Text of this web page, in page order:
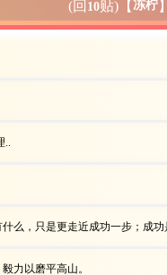
(回 10贴) 【冻柠
么，只是更走近成功一步；成
力以磨平高山。